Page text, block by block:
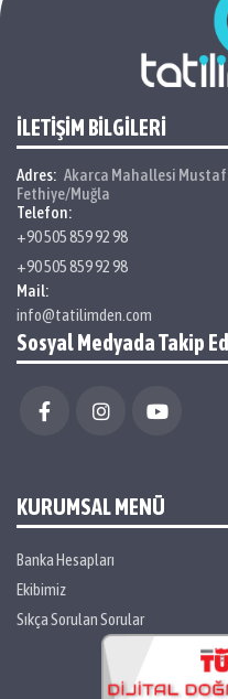
İLETİŞİM BİLGİLERİ
Adres: Akarca Mahallesi
Fethiye/Muğla
Telefon:
+90 505 859 92 98
+90 505 859 92 98
Mail:
info@tatilimden.com
Sosyal Medyada Takip
KURUMSAL MENÜ
Banka Hesapları
Ekibimiz
Sıkça Sorulan Sorular